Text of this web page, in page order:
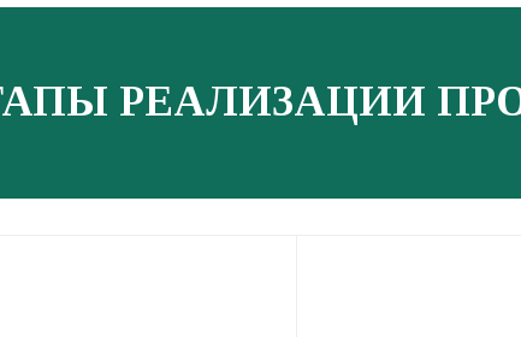
РЕАЛИЗАЦИИ